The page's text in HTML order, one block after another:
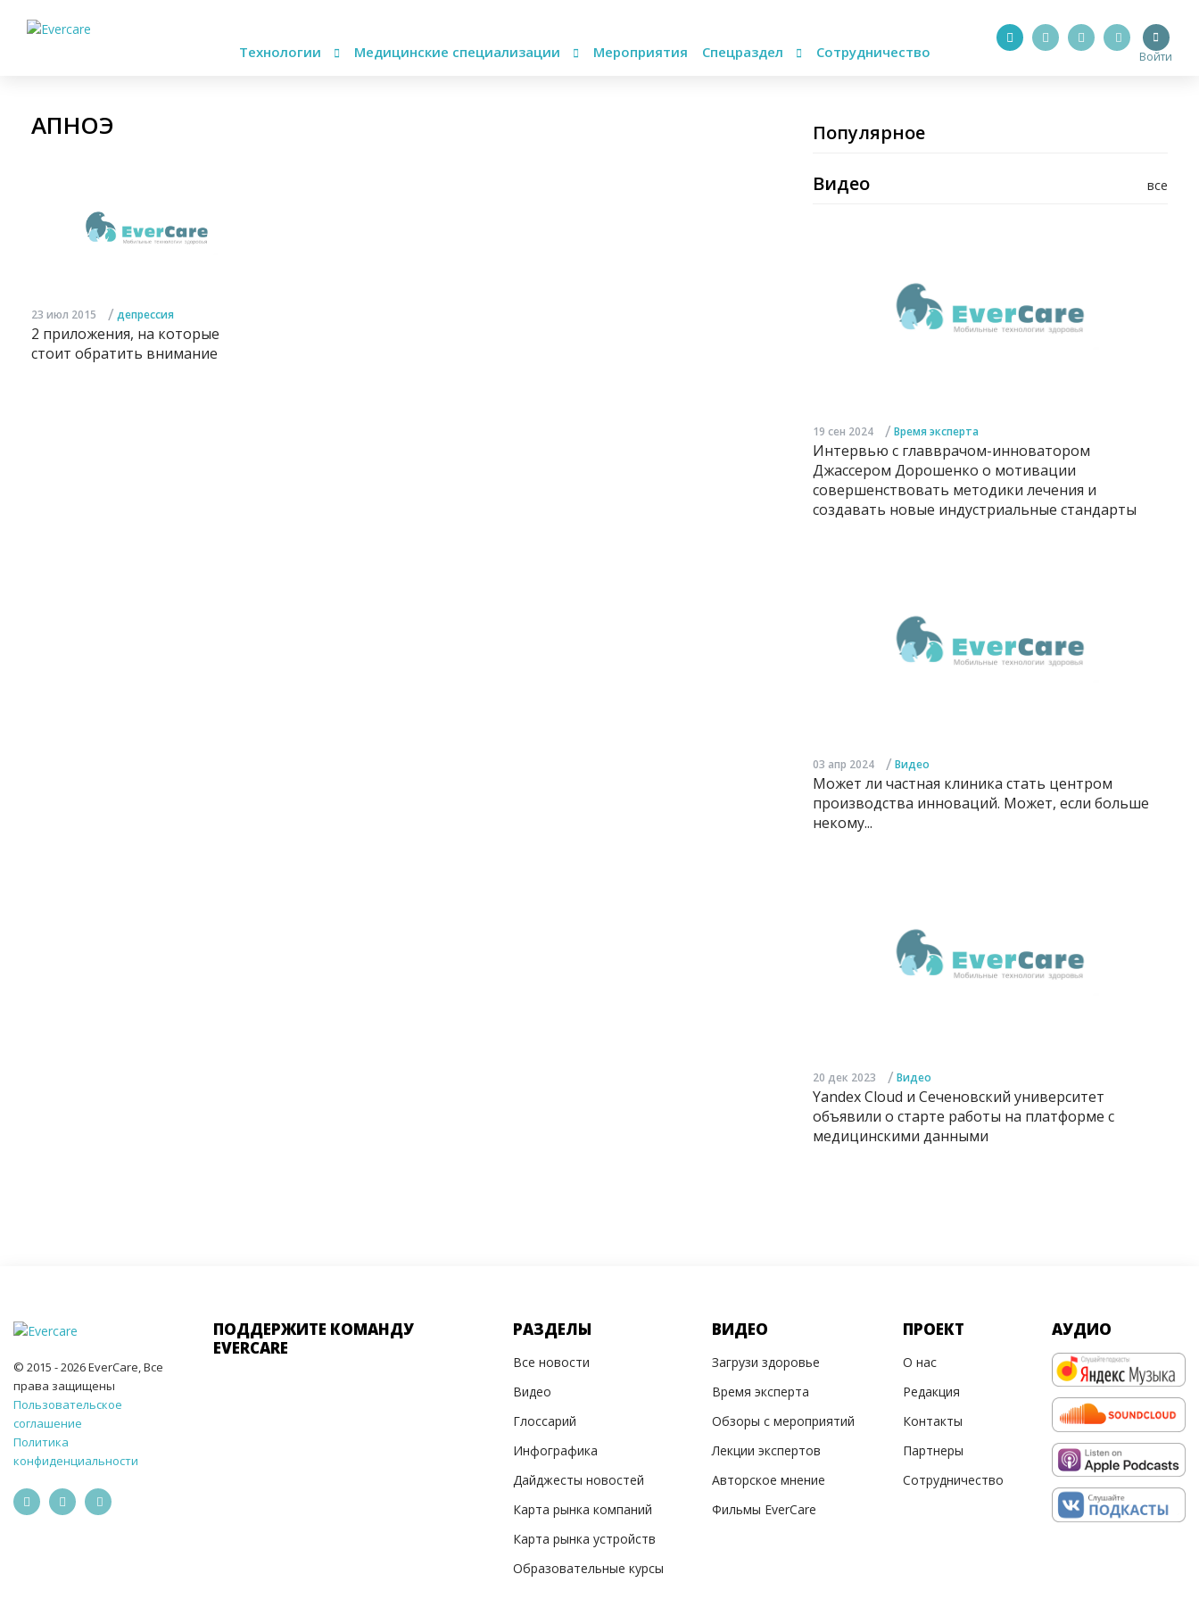
Технологии Медицинские специализации Мероприятия Спецраздел Сотрудничество Войти
АПНОЭ
23 июл 2015 / депрессия
2 приложения, на которые
стоит обратить внимание
Популярное
все
Видео
19 сен 2024 / Время эксперта
Интервью с главврачом-инноватором
Джассером Дорошенко о мотивации
совершенствовать методики лечения и
создавать новые индустриальные стандарты
03 апр 2024 / Видео
Может ли частная клиника стать центром
производства инноваций. Может, если больше
некому...
20 дек 2023 / Видео
Yandex Cloud и Сеченовский университет
объявили о старте работы на платформе с
медицинскими данными
© 2015 - 2026 EverCare, Все
права защищены
Пользовательское
соглашение
Политика
конфиденциальности
ПОДДЕРЖИТЕ КОМАНДУ
EVERCARE
РАЗДЕЛЫ
Все новости
Видео
Глоссарий
Инфографика
Дайджесты новостей
Карта рынка компаний
Карта рынка устройств
Образовательные курсы
ВИДЕО
Загрузи здоровье
Время эксперта
Обзоры с мероприятий
Лекции экспертов
Авторское мнение
Фильмы EverCare
ПРОЕКТ
О нас
Редакция
Контакты
Партнеры
Сотрудничество
АУДИО